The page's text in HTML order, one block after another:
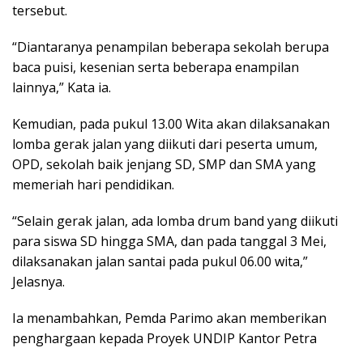
tersebut.
“Diantaranya penampilan beberapa sekolah berupa
baca puisi, kesenian serta beberapa enampilan
lainnya,” Kata ia.
Kemudian, pada pukul 13.00 Wita akan dilaksanakan
lomba gerak jalan yang diikuti dari peserta umum,
OPD, sekolah baik jenjang SD, SMP dan SMA yang
memeriah hari pendidikan.
“Selain gerak jalan, ada lomba drum band yang diikuti
para siswa SD hingga SMA, dan pada tanggal 3 Mei,
dilaksanakan jalan santai pada pukul 06.00 wita,”
Jelasnya.
Ia menambahkan, Pemda Parimo akan memberikan
penghargaan kepada Proyek UNDIP Kantor Petra